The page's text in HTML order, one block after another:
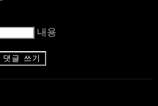
내용
댓글 쓰기